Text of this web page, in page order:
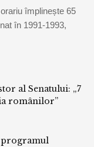
împlinește 65
în 1991-1993,
al Senatului: „7
românilor”
programul